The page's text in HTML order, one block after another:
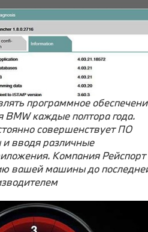
программное
BMW каждые полтора года.
совершенствует ПО
и вводя различные
Компания Рейспорт
вашей машины до